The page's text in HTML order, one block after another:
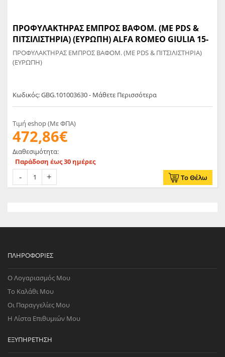
ΠΡΟΦΥΛΑΚΤΗΡΑΣ ΕΜΠΡΟΣ ΒΑΦΟΜ. (ΜΕ PDS &
ΠΙΤΣΙΛΙΣΤΗΡΙΑ) (ΕΥΡΩΠΗ) ALFA ROMEO GIULIA 15-
ΠΡΟΦΥΛΑΚΤΗΡΑΣ ΕΜΠΡΟΣ ΒΑΦΟΜ. (ΜΕ PDS & ΠΙΤΣΙΛΙΣΤΗΡΙΑ)
(ΕΥΡΩΠΗ)
Κωδικός: GBG.101003630 - Μάθετε Περισσότερα
Τιμή eshop (Με ΦΠΑ)
472,86€
Διαθεσιμότητα:
Παράδοση έως 30 ημέρες
Το Θέλω
ΠΛΗΡΟΦΟΡΊΕΣ
Ο Λογαριασμός Μου
Το Καλάθι Μου
Οι Παραγγελίες Μου
Η Λίστα Επιθυμιών Μου
ΕΞΥΠΗΡΈΤΗΣΗ